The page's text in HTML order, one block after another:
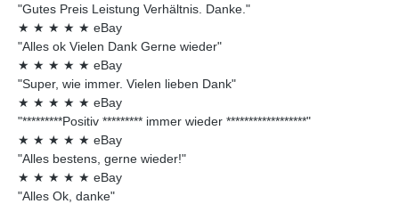
"Gutes Preis Leistung Verhältnis. Danke."
★ ★ ★ ★ ★ eBay
"Alles ok Vielen Dank Gerne wieder"
★ ★ ★ ★ ★ eBay
"Super, wie immer. Vielen lieben Dank"
★ ★ ★ ★ ★ eBay
"*********Positiv ********* immer wieder ******************"
★ ★ ★ ★ ★ eBay
"Alles bestens, gerne wieder!"
★ ★ ★ ★ ★ eBay
"Alles Ok, danke"